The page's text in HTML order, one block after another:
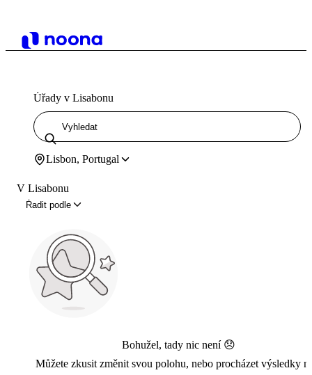
Úřady v Lisabonu
Lisbon, Portugal
V Lisabonu
Řadit podle
Bohužel, tady nic není 😞
Můžete zkusit změnit svou polohu, nebo procházet výsledky